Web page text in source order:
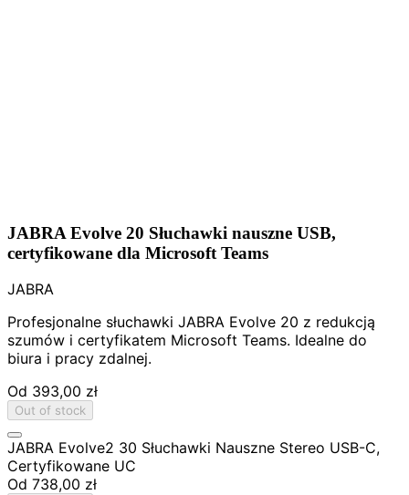
JABRA Evolve 20 Słuchawki nauszne USB,
certyfikowane dla Microsoft Teams
JABRA
Profesjonalne słuchawki JABRA Evolve 20 z redukcją
szumów i certyfikatem Microsoft Teams. Idealne do
biura i pracy zdalnej.
Od 393,00 zł
Out of stock
JABRA Evolve2 30 Słuchawki Nauszne Stereo USB-C,
Certyfikowane UC
Od 738,00 zł